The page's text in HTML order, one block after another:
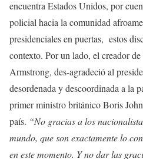
encuentra Estados Unidos, por
policial hacia la comunidad
presidenciales en puertas, estos
contexto. Por un lado, el creador de
Armstrong, des-agradeció al
desordenada y descoordinada a la
primer ministro británico Boris
país. “No gracias a los
mundo, que son exactamente lo
en este momento. Y no dar las